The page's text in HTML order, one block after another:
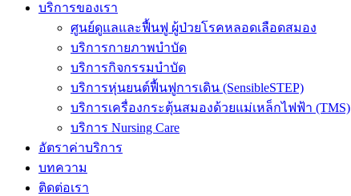
บริการของเรา
ศูนย์ดูแลและฟื้นฟู ผู้ป่วยโรคหลอดเลือดสมอง
บริการกายภาพบำบัด
บริการกิจกรรมบำบัด
บริการหุ่นยนต์ฟื้นฟูการเดิน (SensibleSTEP)
บริการเครื่องกระตุ้นสมองด้วยแม่เหล็กไฟฟ้า (TMS)
บริการ Nursing Care
อัตราค่าบริการ
บทความ
ติดต่อเรา